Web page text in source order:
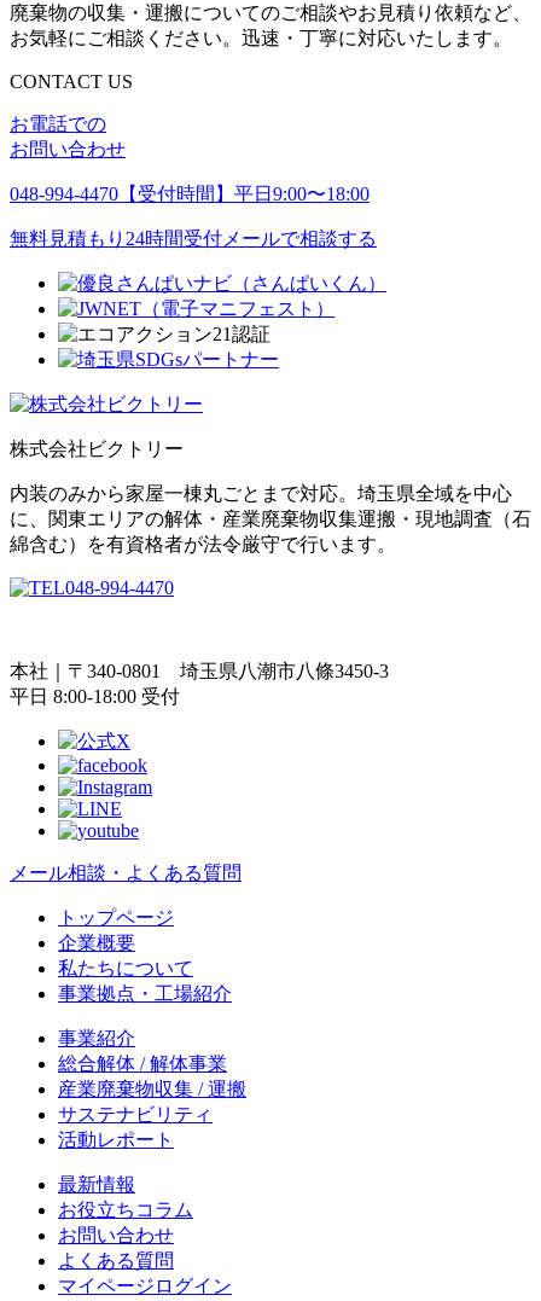
廃棄物の収集・運搬についてのご相談やお見積り依頼など、
お気軽にご相談ください。迅速・丁寧に対応いたします。
CONTACT US
お電話での
お問い合わせ
048-994-4470 【受付時間】平日9:00〜18:00
無料見積もり 24時間受付メールで相談する
株式会社ビクトリー
内装のみから家屋一棟丸ごとまで対応。埼玉県全域を中心
に、関東エリアの解体・産業廃棄物収集運搬・現地調査（石
綿含む）を有資格者が法令厳守で行います。
048-994-4470
本社｜〒340-0801 埼玉県八潮市八條3450-3
平日 8:00-18:00 受付
メール相談・よくある質問
トップページ
企業概要
私たちについて
事業拠点・工場紹介
事業紹介
総合解体 / 解体事業
産業廃棄物収集 / 運搬
サステナビリティ
活動レポート
最新情報
お役立ちコラム
お問い合わせ
よくある質問
マイページログイン